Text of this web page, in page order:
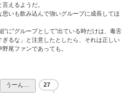
えるようだ。
思いも飲み込んで強いグループに成長してほ
”に”グループとして”出ている時だけは、毒舌
ぎるな」と注意したとしたら、それは正しい
尾ファンであっても。
うーん… 27